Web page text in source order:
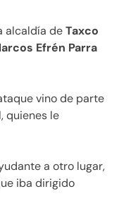
alcaldía deTaxco
Efrén Parra
vino de parte
quienes le
a otro lugar,
iba dirigido